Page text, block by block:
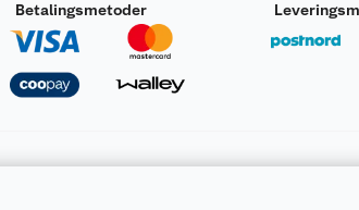
Betalingsmetoder